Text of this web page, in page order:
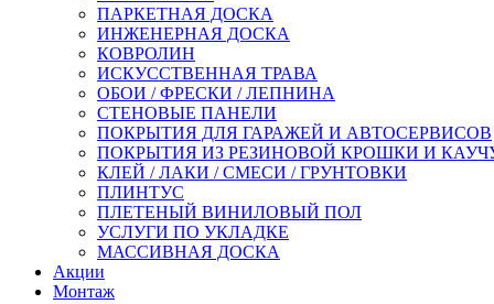
ПАРКЕТНАЯ ДОСКА
ИНЖЕНЕРНАЯ ДОСКА
КОВРОЛИН
ИСКУССТВЕННАЯ ТРАВА
ОБОИ / ФРЕСКИ / ЛЕПНИНА
СТЕНОВЫЕ ПАНЕЛИ
ПОКРЫТИЯ ДЛЯ ГАРАЖЕЙ И АВТОСЕРВИСОВ
ПОКРЫТИЯ ИЗ РЕЗИНОВОЙ КРОШКИ И
КЛЕЙ / ЛАКИ / СМЕСИ / ГРУНТОВКИ
ПЛИНТУС
ПЛЕТЕНЫЙ ВИНИЛОВЫЙ ПОЛ
УСЛУГИ ПО УКЛАДКЕ
МАССИВНАЯ ДОСКА
Акции
Монтаж